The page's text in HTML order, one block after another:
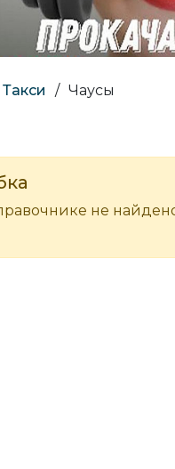
Такси / Чаусы
не